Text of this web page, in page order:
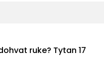
ruke? Tytan 17